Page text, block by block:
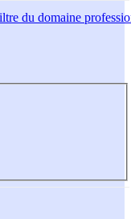
du domaine